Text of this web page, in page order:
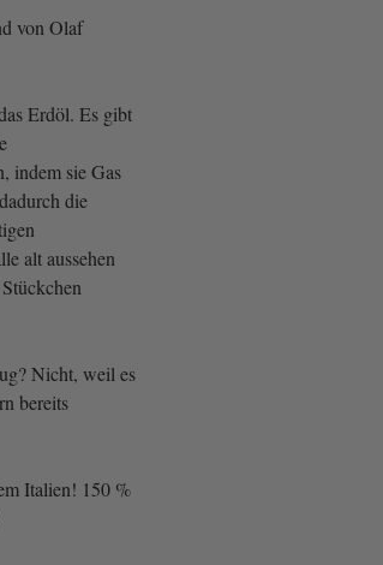
von Olaf
Erdöl. Es gibt
indem sie Gas
die
alt aussehen
Nicht, weil es
bereits
Italien! 150 %